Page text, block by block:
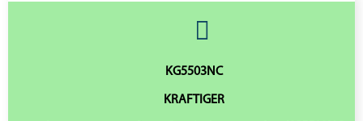
KG5503NC
KRAFTIGER